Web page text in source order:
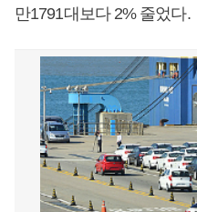
만1791대보다 2% 줄었다.